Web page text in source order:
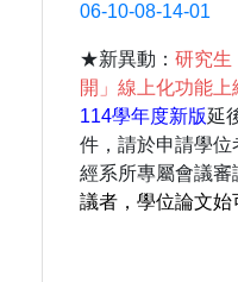
06-10-08-14-01
★新異動： 研究生
開」線上化功能上
114學年度新版延
件，請於申請學位
經系所專屬會議審
議者，學位論文始